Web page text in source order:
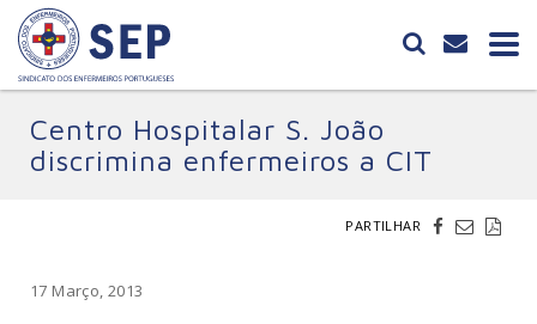
Centro Hospitalar S. João
discrimina enfermeiros a CIT
PARTILHAR
17 Março, 2013